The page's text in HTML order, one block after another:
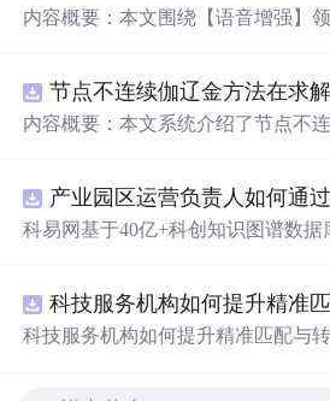
智能化发展。
内容概要：本文围绕【语音增强】
文章系统阐述了组稀疏信号模型的
则项以更精确地逼近理想稀疏性，
实现，涵盖语音信号预处理、稀疏
关键环节，并配套提供可复现的代
进一步验证与拓展。该方法在保留
复任务。; 适合人群：具备一定信号与系统、数字信号处理
理论基础，熟悉稀疏表示与最优化方
程能力的研究生、科研人员及从事
①应用于语音通信、智能助听设备
内容概要：本文系统介绍了节点不
种高精度、高分辨率的数值离散化
主导的偏微分方程求解，在处理间
理、时间推进格式（如显式Runge-
件的实施策略。通过多个典型算例（
方程等）的仿真分析，充分验证了
科易网基于40亿+科创知识图谱数
新领域的AI+数智化解决方案，推动
智能化发展。
科技服务机构如何提升精准匹配与